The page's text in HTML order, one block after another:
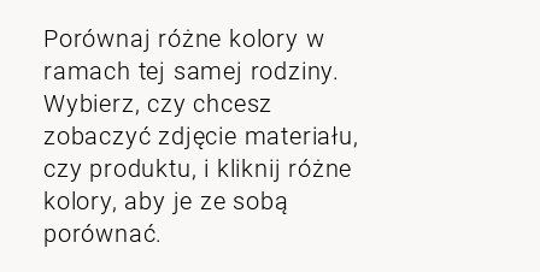
Porównaj różne kolory w
ramach tej samej rodziny.
Wybierz, czy chcesz
zobaczyć zdjęcie materiału,
czy produktu, i kliknij różne
kolory, aby je ze sobą
porównać.